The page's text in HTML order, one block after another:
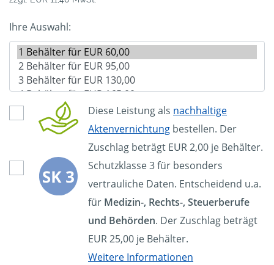
Ihre Auswahl:
Diese Leistung als nachhaltige
Aktenvernichtung bestellen. Der
Zuschlag beträgt EUR 2,00 je Behälter.
Schutzklasse 3 für besonders
vertrauliche Daten. Entscheidend u.a.
für Medizin-, Rechts-, Steuerberufe
und Behörden. Der Zuschlag beträgt
EUR 25,00 je Behälter.
Weitere Informationen